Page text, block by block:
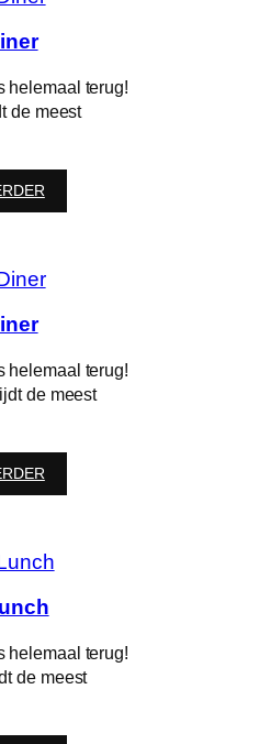
Lunch
helemaal terug!
de meest
:
13
|
Diner
helemaal terug!
de meest
:
14
|
Diner
helemaal terug!
de meest